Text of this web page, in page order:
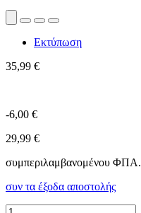
Εκτύπωση
35,99 €
-6,00 €
29,99 €
συμπεριλαμβανομένου ΦΠΑ.
συν τα έξοδα αποστολής